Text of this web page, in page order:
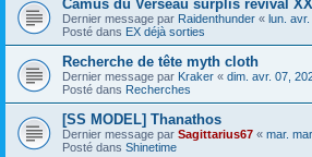
Camus du Verseau surplis revival
Dernier message par Raidenthunder « lun.
Posté dans EX déjà sorties
Recherche de tête myth cloth
Dernier message par Kraker « dim. avr. 07,
Posté dans Recherches
[SS MODEL] Thanathos
Dernier message par Sagittarius67 « mar.
Posté dans Shinetime